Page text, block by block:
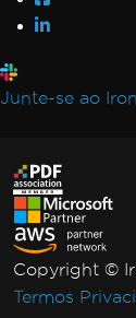
Junte-se ao
Copyright ©
Termos